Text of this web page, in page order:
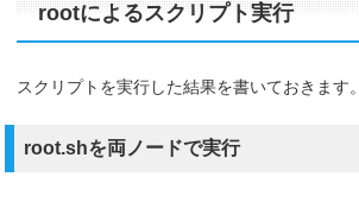
rootによるスクリプト実行
スクリプトを実行した結果を書いておきます。
root.shを両ノードで実行